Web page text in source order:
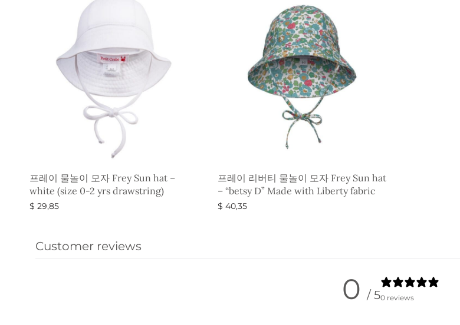
프레이 물놀이 모자 Frey Sun hat –
white (size 0-2 yrs drawstring)
$ 29,85
프레이 리버티 물놀이 모자 Frey Sun hat
– “betsy D” Made with Liberty fabric
$ 40,35
Customer reviews
0 / 50 reviews